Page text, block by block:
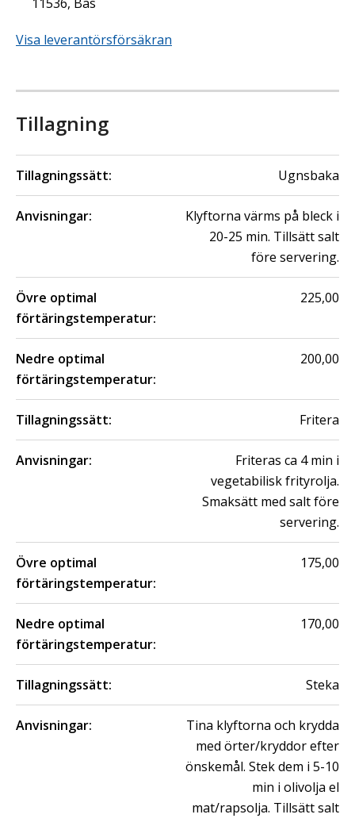
Visa leverantörsförsäkran
Tillagning
Tillagningssätt: Ugnsbaka
Anvisningar:
Klyftorna värms på bleck i
20-25 min. Tillsätt salt
före servering.
Övre optimal
förtäringstemperatur:
225,00
Nedre optimal
förtäringstemperatur:
200,00
Tillagningssätt: Fritera
Anvisningar:
Friteras ca 4 min i
vegetabilisk frityrolja.
Smaksätt med salt före
servering.
Övre optimal
förtäringstemperatur:
175,00
Nedre optimal
förtäringstemperatur:
170,00
Tillagningssätt: Steka
Anvisningar:
Tina klyftorna och krydda
med örter/kryddor efter
önskemål. Stek dem i 5-10
min i olivolja el
mat/rapsolja. Tillsätt salt